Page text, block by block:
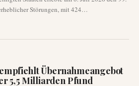
Störungen, mit 424
Verspätungen. PSA Airlines wurde als die
konzentrierten sich auf
Übernahmeangebot
5,5 Milliarden Pfund